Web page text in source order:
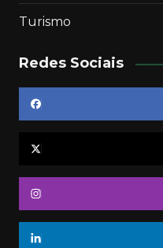
Turismo
Redes Sociais